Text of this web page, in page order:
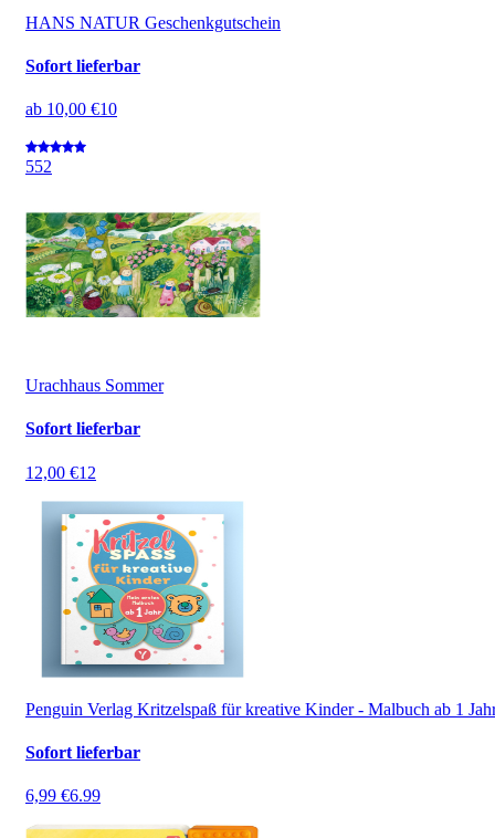
HANS NATUR Geschenkgutschein
Sofort lieferbar
ab 10,00 €10
552
Urachhaus Sommer
Sofort lieferbar
12,00 €12
Penguin Verlag Kritzelspaß für kreative Kinder - Malbuch ab 1
Sofort lieferbar
6,99 €6.99